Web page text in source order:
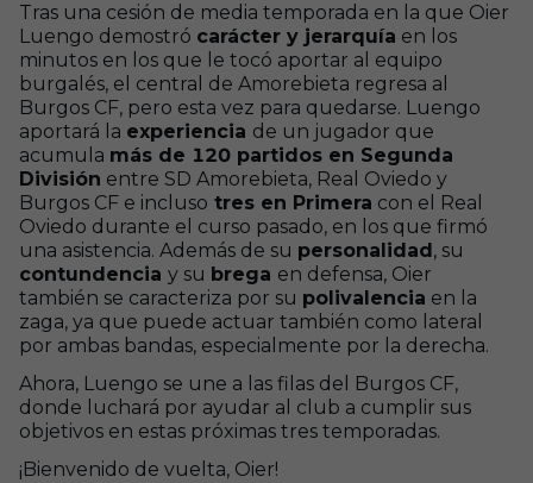
Tras una cesión de media temporada en la que Oier
Luengo demostró carácter y jerarquía en los
minutos en los que le tocó aportar al equipo
burgalés, el central de Amorebieta regresa al
Burgos CF, pero esta vez para quedarse. Luengo
aportará la experiencia de un jugador que
acumula más de 120 partidos en Segunda
División entre SD Amorebieta, Real Oviedo y
Burgos CF e incluso tres en Primera con el Real
Oviedo durante el curso pasado, en los que firmó
una asistencia. Además de su personalidad, su
contundencia y su brega en defensa, Oier
también se caracteriza por su polivalencia en la
zaga, ya que puede actuar también como lateral
por ambas bandas, especialmente por la derecha.
Ahora, Luengo se une a las filas del Burgos CF,
donde luchará por ayudar al club a cumplir sus
objetivos en estas próximas tres temporadas.
¡Bienvenido de vuelta, Oier!